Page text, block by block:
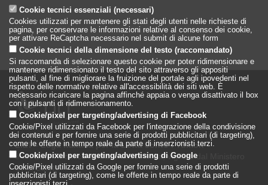
LILT - Lega Italiana per la Lotta conto i Tumori
è un Ente Pubblico su base associativa, vigilato dal Ministero
della Salute
Cookie tecnici essenziali (necessari)
Cookies utilizzati per mantenere gli stati degli utenti nelle richieste di
pagina, per conservare le informazioni relative al consenso dei cookie,
per attivare ReCaptcha necessario nel submit di alcune form
Cookie tecnici della dimensione del testo (raccomandato)
Si raccomanda di selezionare questo cookie per poter ridimensionare e
mantenere ridimensionato il testo del sito attraverso gli appositi
pulsanti, al fine di migliorare la fruizione del portale agli ipovedenti nel
rispetto delle normative relative all'accessibilità dei siti web. È
necessario ricaricare la pagina affinché appaia o venga disattivato il box
con i pulsanti di ridimensionamento.
Cookie/pixel per targeting/advertising di Facebook
Cookie/Pixel utilizzati da Facebook per l'integrazione della condivisione
dei contenuti e per fornire una serie di prodotti pubblicitari (di targeting),
come le offerte in tempo reale da parte di inserzionisti terzi.
Cookie/pixel per targeting/advertising di Google
Cookie/Pixel utilizzati da Google per fornire una serie di prodotti
pubblicitari (di targeting), come le offerte in tempo reale da parte di